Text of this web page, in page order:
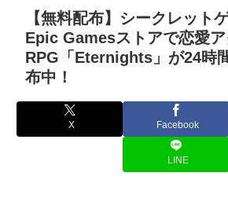
【無料配布】シークレット
Epic Gamesストアで恋愛
RPG「Eternights」が24時
布中！
X Facebook
LINE